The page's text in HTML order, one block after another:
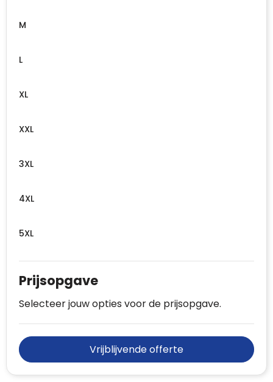
M
L
XL
XXL
3XL
4XL
5XL
Prijsopgave
Selecteer jouw opties voor de prijsopgave.
Vrijblijvende offerte